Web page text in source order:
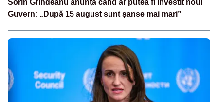
Sorin Grindeanu anunță când ar putea fi învestit noul
Guvern: „După 15 august sunt șanse mai mari”